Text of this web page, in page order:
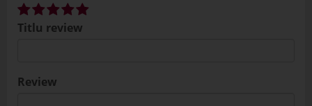
Titlu review
Review